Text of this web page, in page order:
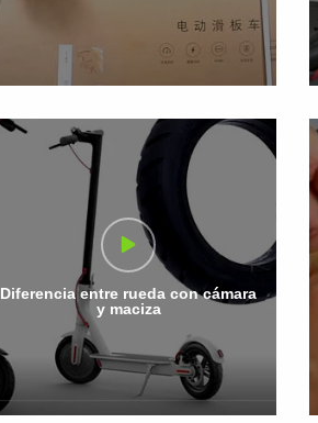
Diferencia entre rueda con cámara
y maciza